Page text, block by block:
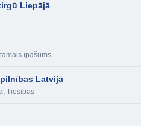
Liepājā
īpašums
Latvijā
, Tiesības